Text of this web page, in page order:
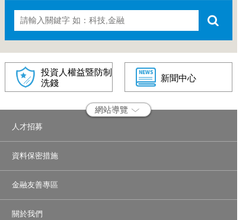
投資人權益暨防制
洗錢
新聞中心
網站導覽
人才招募
資料保密措施
金融友善專區
關於我們